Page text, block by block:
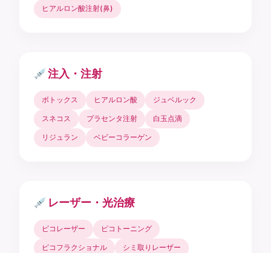
ヒアルロン酸注射(鼻)
注入・注射
ボトックス ヒアルロン酸 ジュベルック
スネコス プラセンタ注射 白玉点滴
リジュラン ベビーコラーゲン
レーザー・光治療
ピコレーザー ピコトーニング
ピコフラクショナル シミ取りレーザー